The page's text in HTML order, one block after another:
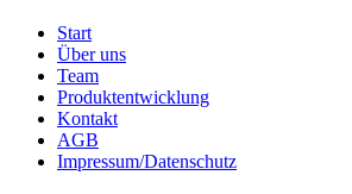
Start
Über uns
Team
Produktentwicklung
Kontakt
AGB
Impressum/Datenschutz